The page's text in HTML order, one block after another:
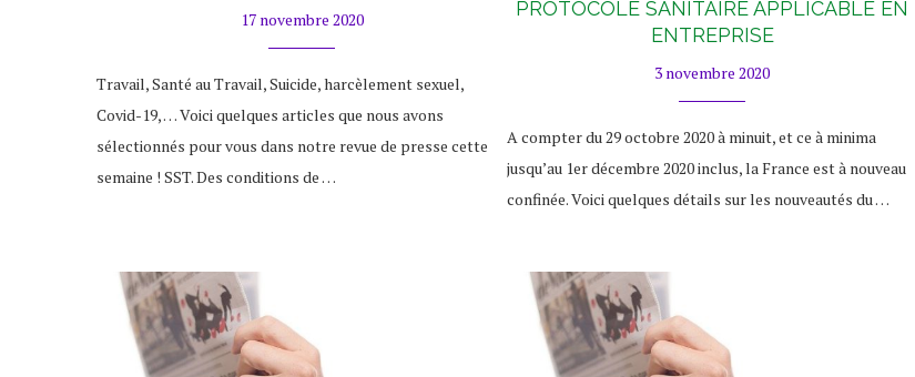
17 novembre 2020
Travail, Santé au Travail, Suicide, harcèlement sexuel,
Covid-19, … Voici quelques articles que nous avons
sélectionnés pour vous dans notre revue de presse cette
semaine ! SST. Des conditions de …
PROTOCOLE SANITAIRE APPLICABLE EN
ENTREPRISE
3 novembre 2020
A compter du 29 octobre 2020 à minuit, et ce à minima
jusqu’au 1er décembre 2020 inclus, la France est à nouveau
confinée. Voici quelques détails sur les nouveautés du …